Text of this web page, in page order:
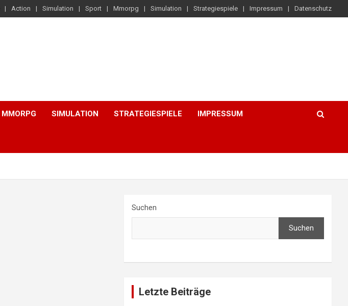
Action Simulation Sport Mmorpg Simulation Strategiespiele Impressum Datenschutz
MMORPG SIMULATION STRATEGIESPIELE IMPRESSUM
Suchen
Suchen
Letzte Beiträge